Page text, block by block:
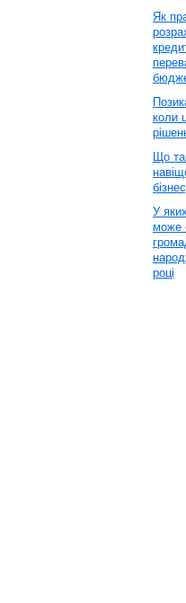
Як
коли
Що
У
може
році